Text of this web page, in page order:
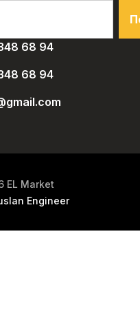
68 94
68 94
EL Market
Engineer